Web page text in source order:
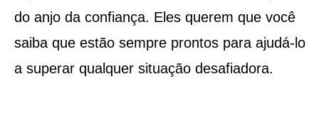
do anjo da confiança. Eles querem que você
saiba que estão sempre prontos para ajudá-lo
a superar qualquer situação desafiadora.